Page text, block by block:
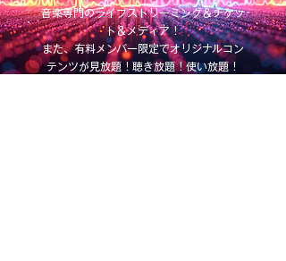
音楽専門のライブストリーミング＆チケッ
ト＆メディア！
また、有料メンバー限定でオリジナルコン
テンツが見放題！聴き放題！使い放題！